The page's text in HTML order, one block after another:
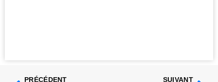
PRÉCÉDENT
SUIVANT